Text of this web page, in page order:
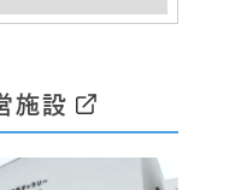
施設